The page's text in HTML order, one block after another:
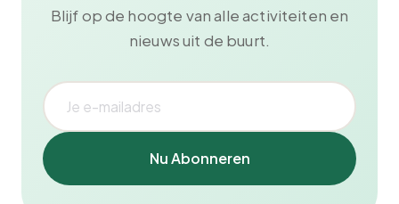
Blijf op de hoogte van alle activiteiten en
nieuws uit de buurt.
Nu Abonneren